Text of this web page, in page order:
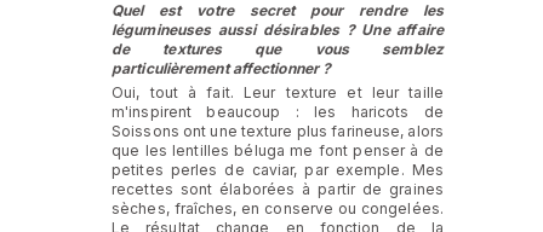
Quel est votre secret pour rendre les
légumineuses aussi désirables ? Une affaire
de textures que vous semblez
particulièrement affectionner ?
Oui, tout à fait. Leur texture et leur taille
m'inspirent beaucoup : les haricots de
Soissons ont une texture plus farineuse, alors
que les lentilles béluga me font penser à de
petites perles de caviar, par exemple. Mes
recettes sont élaborées à partir de graines
sèches, fraîches, en conserve ou congelées.
Le résultat change en fonction de la